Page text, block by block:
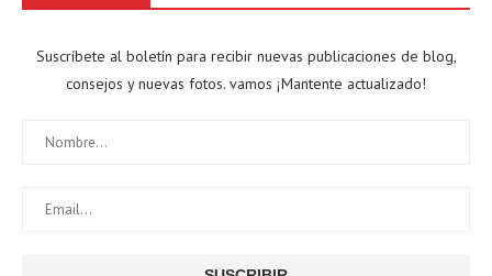
Suscríbete al boletín para recibir nuevas publicaciones de blog,
consejos y nuevas fotos. vamos ¡Mantente actualizado!